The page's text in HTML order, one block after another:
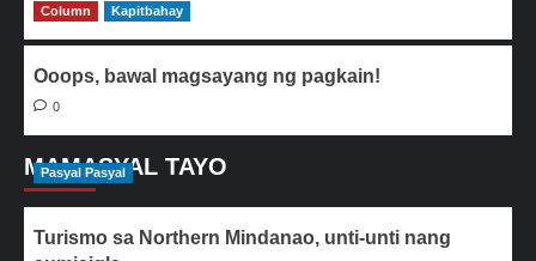
0
Column Kapitbahay
Ooops, bawal magsayang ng pagkain!
0
MAMASYAL TAYO
Pasyal Pasyal
Turismo sa Northern Mindanao, unti-unti nang